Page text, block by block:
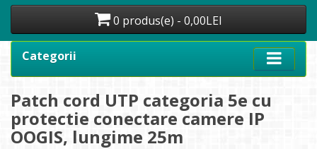
0 produs(e) - 0,00LEI
Categorii
Patch cord UTP categoria 5e cu
protectie conectare camere IP
OOGIS, lungime 25m